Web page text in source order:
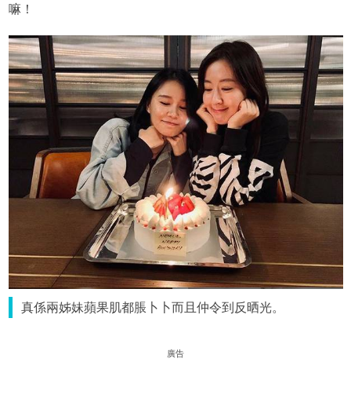
嘛！
真係兩姊妹蘋果肌都脹卜卜而且仲令到反晒光。
廣告